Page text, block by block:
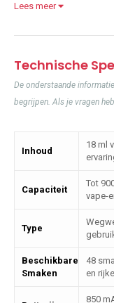
Lees meer
Technische
De onderstaande
begrijpen. Als je vragen
Inhoud
18 ml
Capaciteit
Tot
vape-
Type
Beschikbare
Smaken
48
en
850